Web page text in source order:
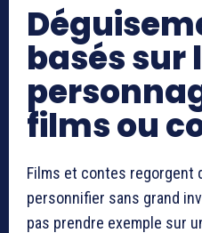
basés sur
films ou
Films et contes regorgent
personnifier sans grand
pas prendre exemple sur